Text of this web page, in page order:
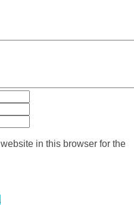
in this browser for the